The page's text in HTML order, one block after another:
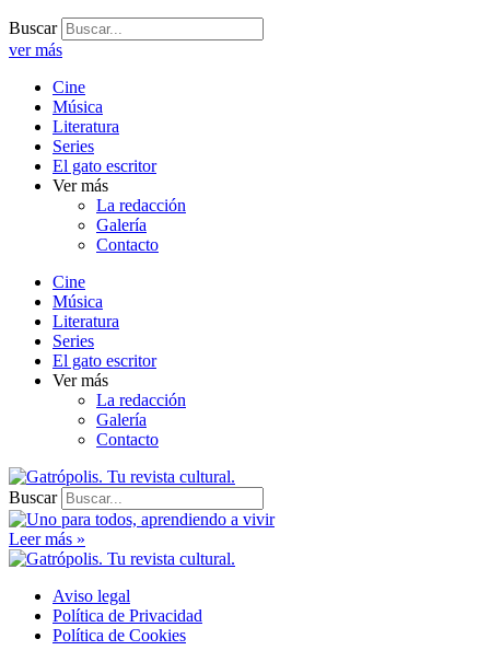
Buscar
ver más
Cine
Música
Literatura
Series
El gato escritor
Ver más
La redacción
Galería
Contacto
Cine
Música
Literatura
Series
El gato escritor
Ver más
La redacción
Galería
Contacto
Buscar
Leer más »
Aviso legal
Política de Privacidad
Política de Cookies